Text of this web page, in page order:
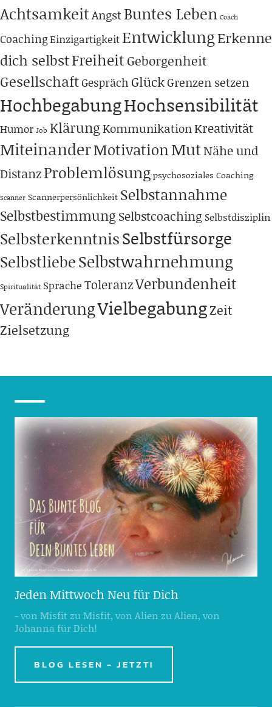
AchtsamkeitAngstBuntes Leben Coach
CoachingEinzigartigkeit EntwicklungErkenne
dich selbstFreiheit Geborgenheit
GesellschaftGespräch GlückGrenzen setzen
HochbegabungHochsensibilität
Humor Job KlärungKommunikationKreativität
MiteinanderMotivationMutNähe und
DistanzProblemlösungpsychosoziales Coaching
Scanner Scannerpersönlichkeit Selbstannahme
Selbstbestimmung Selbstcoaching Selbstdisziplin
SelbsterkenntnisSelbstfürsorge
SelbstliebeSelbstwahrnehmung
Spiritualität Sprache ToleranzVerbundenheit
VeränderungVielbegabungZeit
Zielsetzung
Jeden Mittwoch Neu für Dich
- von Misfit zu Misfit, von Alien zu Alien, von
Johanna für Dich!
BLOG LESEN - JETZT!